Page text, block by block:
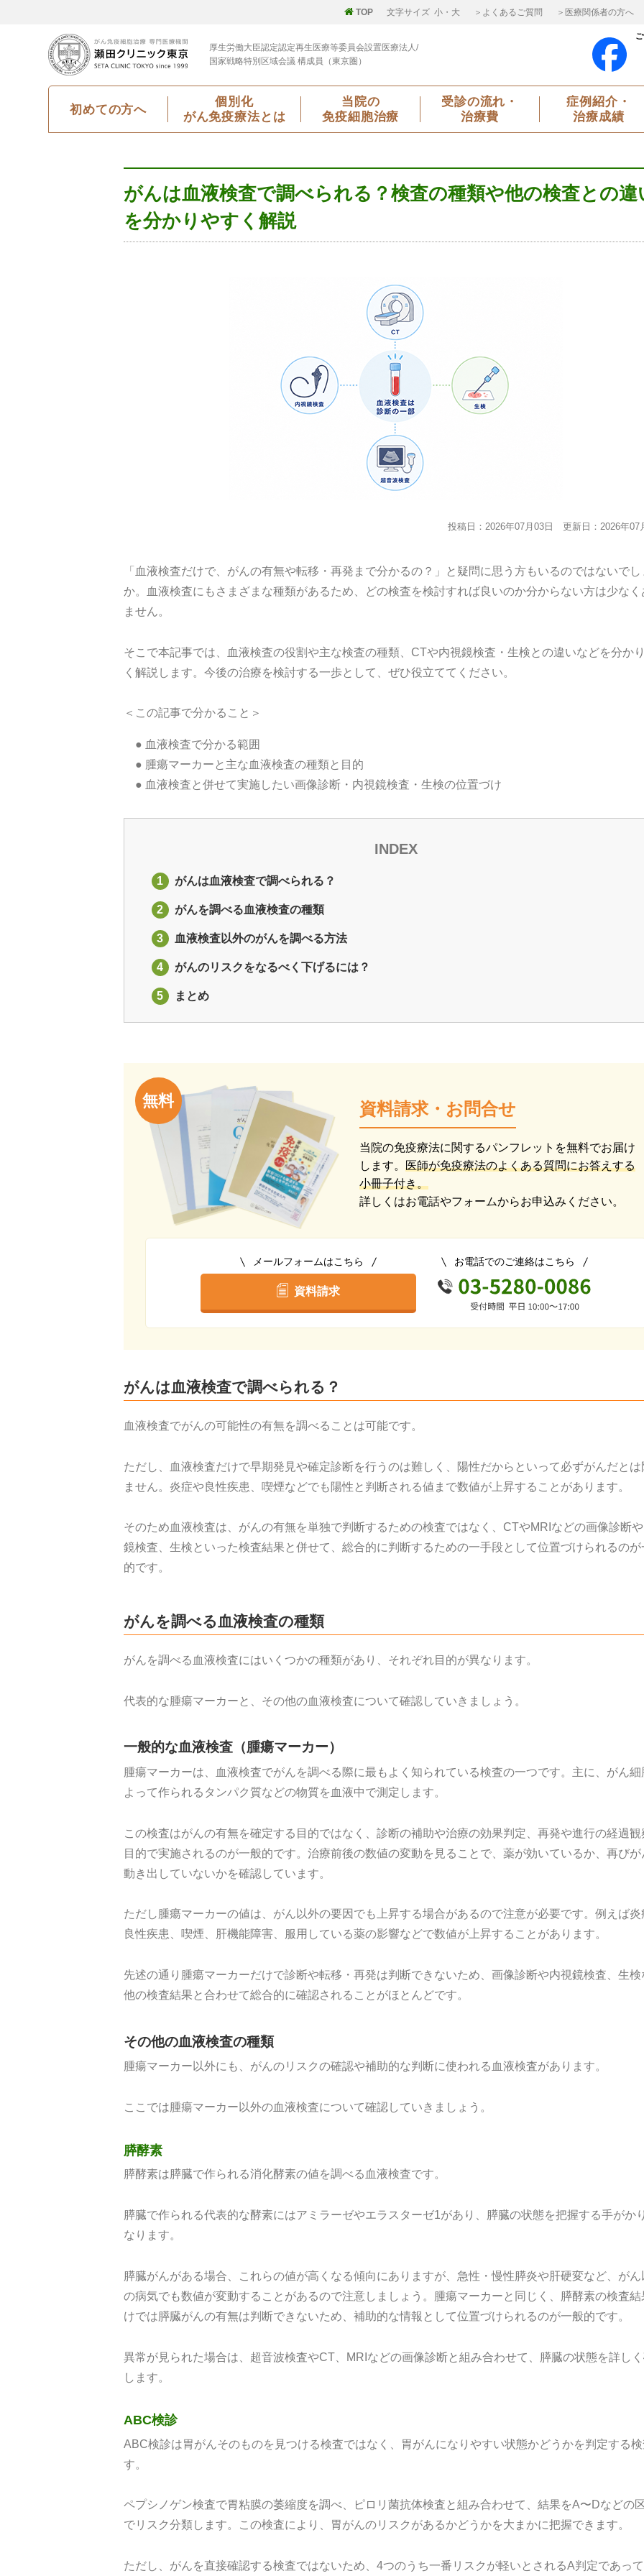
TOP 文字サイズ 小 ・ 大 ＞よくあるご質問 ＞医療関係者の方へ
厚生労働大臣認定認定再生医療等委員会設置医療法人/
国家戦略特別区域会議 構成員（東京圏）
初めての方へ
個別化
がん免疫療法とは
当院の
免疫細胞治療
受診の流れ・
治療費
症例紹介・
治療成績
がんは血液検査で調べられる？検査の種類や他の検査との違
を分かりやすく解説
投稿日：2026年07月03日 更新日：2026年07
「血液検査だけで、がんの有無や転移・再発まで分かるの？」と疑問に思う方もいるのではないでし
か。血液検査にもさまざまな種類があるため、どの検査を検討すれば良いのか分からない方は少なく
ません。
そこで本記事では、血液検査の役割や主な検査の種類、CTや内視鏡検査・生検との違いなどを分か
く解説します。今後の治療を検討する一歩として、ぜひ役立ててください。
＜この記事で分かること＞
● 血液検査で分かる範囲
● 腫瘍マーカーと主な血液検査の種類と目的
● 血液検査と併せて実施したい画像診断・内視鏡検査・生検の位置づけ
INDEX
1 がんは血液検査で調べられる？
2 がんを調べる血液検査の種類
3 血液検査以外のがんを調べる方法
4 がんのリスクをなるべく下げるには？
5 まとめ
無料 資料請求・お問合せ
当院の免疫療法に関するパンフレットを無料でお届け
します。医師が免疫療法のよくある質問にお答えする
小冊子付き。
詳しくはお電話やフォームからお申込みください。
メールフォームはこちら
資料請求
お電話でのご連絡はこちら
がんは血液検査で調べられる？
血液検査でがんの可能性の有無を調べることは可能です。
ただし、血液検査だけで早期発見や確定診断を行うのは難しく、陽性だからといって必ずがんだとは
ません。炎症や良性疾患、喫煙などでも陽性と判断される値まで数値が上昇することがあります。
そのため血液検査は、がんの有無を単独で判断するための検査ではなく、CTやMRIなどの画像診断
鏡検査、生検といった検査結果と併せて、総合的に判断するための一手段として位置づけられるのが
的です。
がんを調べる血液検査の種類
がんを調べる血液検査にはいくつかの種類があり、それぞれ目的が異なります。
代表的な腫瘍マーカーと、その他の血液検査について確認していきましょう。
一般的な血液検査（腫瘍マーカー）
腫瘍マーカーは、血液検査でがんを調べる際に最もよく知られている検査の一つです。主に、がん細
よって作られるタンパク質などの物質を血液中で測定します。
この検査はがんの有無を確定する目的ではなく、診断の補助や治療の効果判定、再発や進行の経過観
目的で実施されるのが一般的です。治療前後の数値の変動を見ることで、薬が効いているか、再びが
動き出していないかを確認しています。
ただし腫瘍マーカーの値は、がん以外の要因でも上昇する場合があるので注意が必要です。例えば炎
良性疾患、喫煙、肝機能障害、服用している薬の影響などで数値が上昇することがあります。
先述の通り腫瘍マーカーだけで診断や転移・再発は判断できないため、画像診断や内視鏡検査、生検
他の検査結果と合わせて総合的に確認されることがほとんどです。
その他の血液検査の種類
腫瘍マーカー以外にも、がんのリスクの確認や補助的な判断に使われる血液検査があります。
ここでは腫瘍マーカー以外の血液検査について確認していきましょう。
膵酵素
膵酵素は膵臓で作られる消化酵素の値を調べる血液検査です。
膵臓で作られる代表的な酵素にはアミラーゼやエラスターゼ1があり、膵臓の状態を把握する手がか
なります。
膵臓がんがある場合、これらの値が高くなる傾向にありますが、急性・慢性膵炎や肝硬変など、がん
の病気でも数値が変動することがあるので注意しましょう。腫瘍マーカーと同じく、膵酵素の検査結
けでは膵臓がんの有無は判断できないため、補助的な情報として位置づけられるのが一般的です。
異常が見られた場合は、超音波検査やCT、MRIなどの画像診断と組み合わせて、膵臓の状態を詳し
します。
ABC検診
ABC検診は胃がんそのものを見つける検査ではなく、胃がんになりやすい状態かどうかを判定する
す。
ペプシノゲン検査で胃粘膜の萎縮度を調べ、ピロリ菌抗体検査と組み合わせて、結果をA〜Dなどの
でリスク分類します。この検査により、胃がんのリスクがあるかどうかを大まかに把握できます。
ただし、がんを直接確認する検査ではないため、4つのうち一番リスクが軽いとされるA判定であっ